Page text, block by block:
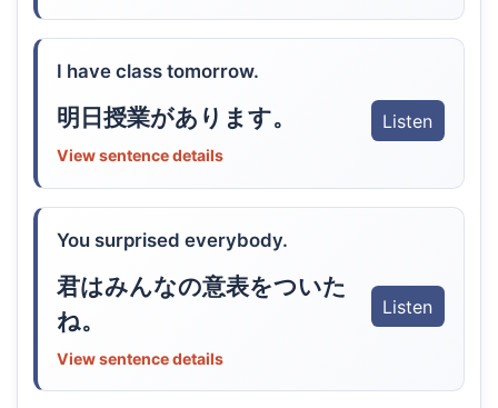
I have class tomorrow.
明日授業があります。 Listen
View sentence details
You surprised everybody.
君はみんなの意表をついた
ね。
Listen
View sentence details